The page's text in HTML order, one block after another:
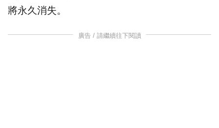
將永久消失。
廣告 / 請繼續往下閱讀